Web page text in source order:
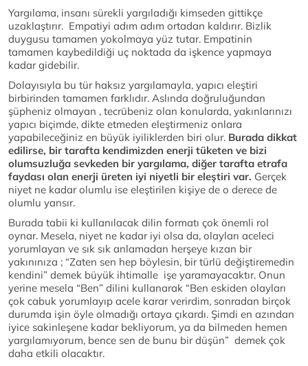
Yargılama, insanı sürekli yargıladığı kimseden gittikçe
uzaklaştırır. Empatiyi adım adım ortadan kaldırır. Bizlik
duygusu tamamen yokolmaya yüz tutar. Empatinin
tamamen kaybedildiği uç noktada da işkence yapmaya
kadar gidebilir.
Dolayısıyla bu tür haksız yargılamayla, yapıcı eleştiri
birbirinden tamamen farklıdır. Aslında doğruluğundan
şüpheniz olmayan , tecrübeniz olan konularda, yakınlarınızı
yapıcı biçimde, dikte etmeden eleştirmeniz onlara
yapabileceğiniz en büyük iyiliklerden biri olur. Burada dikkat
edilirse, bir tarafta kendimizden enerji tüketen ve bizi
olumsuzluğa sevkeden bir yargılama, diğer tarafta etrafa
faydası olan enerji üreten iyi niyetli bir eleştiri var. Gerçek
niyet ne kadar olumlu ise eleştirilen kişiye de o derece de
olumlu yansır.
Burada tabii ki kullanılacak dilin formatı çok önemli rol
oynar. Mesela, niyet ne kadar iyi olsa da, olayları aceleci
yorumlayan ve sık sık anlamadan herşeye kızan bir
yakınınıza ; “Zaten sen hep böylesin, bir türlü değiştiremedin
kendini” demek büyük ihtimalle işe yaramayacaktır. Onun
yerine mesela “Ben” dilini kullanarak “Ben eskiden olayları
çok cabuk yorumlayıp acele karar verirdim, sonradan birçok
durumda işin öyle olmadığı ortaya çıkardı. Şimdi en azından
iyice sakinleşene kadar bekliyorum, ya da bilmeden hemen
yargılamıyorum, bence sen de bunu bir düşün” demek çok
daha etkili olacaktır.